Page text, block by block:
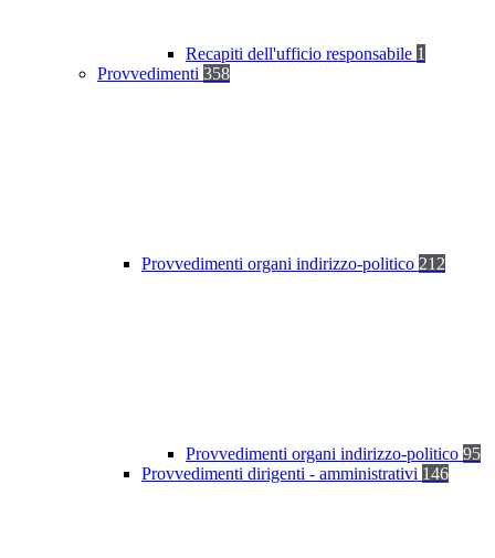
Recapiti dell'ufficio responsabile 1
Provvedimenti 358
Provvedimenti organi indirizzo-politico 212
Provvedimenti organi indirizzo-politico 95
Provvedimenti dirigenti - amministrativi 146